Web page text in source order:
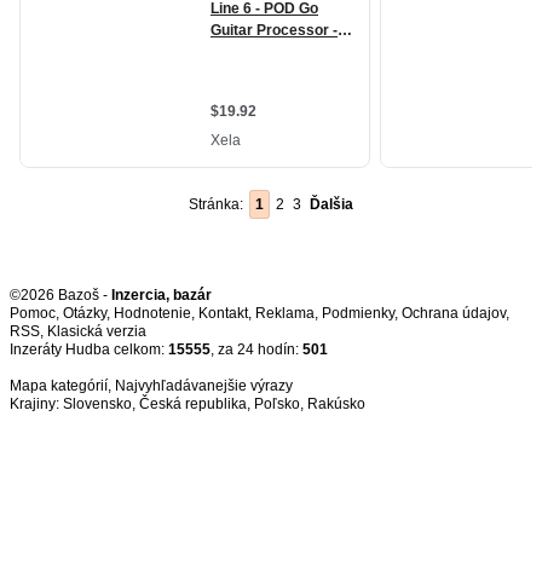
Stránka: 1 2 3 Ďalšia
©2026 Bazoš - Inzercia, bazár
Pomoc, Otázky, Hodnotenie, Kontakt, Reklama, Podmienky, Ochrana údajov,
RSS,
Inzeráty Hudba celkom: 15555, za 24 hodín: 501
Mapa kategórií, Najvyhľadávanejšie výrazy
Krajiny: Slovensko, Česká republika, Poľsko, Rakúsko